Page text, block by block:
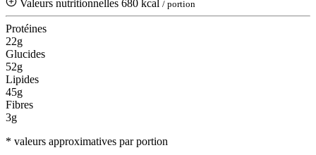
Valeurs nutritionnelles 680 kcal / portion
Protéines
22g
Glucides
52g
Lipides
45g
Fibres
3g
* valeurs approximatives par portion